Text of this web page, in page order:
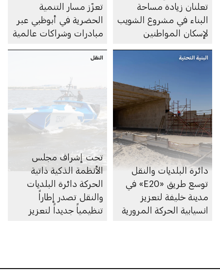
تعلنان زيادة مساحة
البناء في مشروع الشويب
لإسكان المواطنين
تعزّز مسار التنمية
الحضرية في أبوظبي عبر
مبادرات وشراكات عالمية
البنية التحتية
دائرة البلديات والنقل
توسع طريق «E20» في
مدينة خليفة لتعزيز
انسيابية الحركة المرورية
النقل
تحت إشراف مجلس
الأنظمة الذكية ذاتية
الحركة دائرة البلديات
والنقل تصدر إطاراً
تنظيمياً جديداً لتعزيز